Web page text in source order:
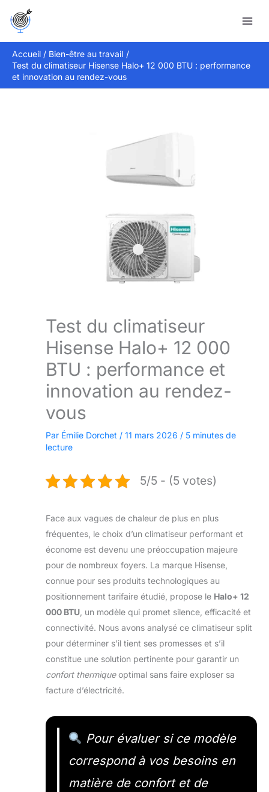
Accueil
Bien-être au travail
Test du climatiseur Hisense Halo+ 12 000 BTU : performance
et innovation au rendez-vous
Test du climatiseur
Hisense Halo+ 12 000
BTU : performance et
innovation au rendez-
vous
Par Émilie Dorchet / 11 mars 2026 / 5 minutes de
lecture
5/5 - (5 votes)
Face aux vagues de chaleur de plus en plus
fréquentes, le choix d’un climatiseur performant et
économe est devenu une préoccupation majeure
pour de nombreux foyers. La marque Hisense,
connue pour ses produits technologiques au
positionnement tarifaire étudié, propose le Halo+ 12
000 BTU , un modèle qui promet silence, efficacité et
connectivité. Nous avons analysé ce climatiseur split
pour déterminer s’il tient ses promesses et s’il
constitue une solution pertinente pour garantir un
confort thermiqueoptimal sans faire exploser sa
facture d’électricité.
Pour évaluer si ce modèle
correspond à vos besoins en
matière de confort et de
Rechercher